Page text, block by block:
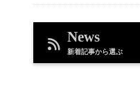
News
新着記事から選ぶ